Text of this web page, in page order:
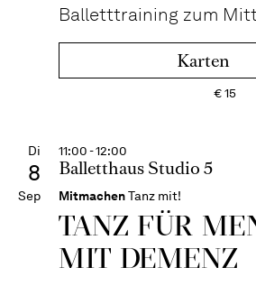
Balletttraining zum
Karten
€15
Di
8
Sep
11:00 - 12:00
Balletthaus Studio 5
MitmachenTanz mit!
TANZ FÜR
MIT DEMENZ